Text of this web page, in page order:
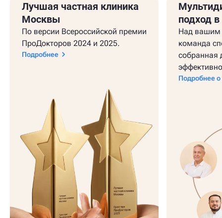
Лучшая частная клиника
Москвы
По версии Всероссийской премии
ПроДокторов 2024 и 2025.
Подробнее
подход
Над вашим
команда
собранная
Подробнее о